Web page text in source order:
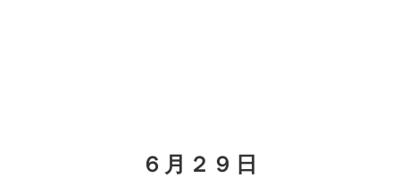
６月２９日